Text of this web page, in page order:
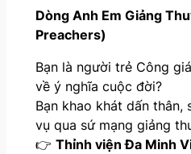
Dòng Anh Em Giảng
Preachers)
Bạn là người trẻ Công
về ý nghĩa cuộc đời?
Bạn khao khát dấn
vụ qua sứ mạng giảng
👉 Thỉnh viện Đa Minh